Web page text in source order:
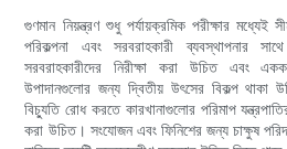
গুণমান নিয়ন্ত্রণ শুধু পর্যায়ক্রমিক পরীক্ষার
পরিকল্পনা এবং সরবরাহকারী ব্যবস্থাপনার
সরবরাহকারীদের নিরীক্ষা করা উচিত এবং
উপাদানগুলোর জন্য দ্বিতীয় উৎসের বিকল্প থাকা
বিচ্যুতি রোধ করতে কারখানাগুলোর পরিমাপ
করা উচিত। সংযোজন এবং ফিনিশের জন্য চাক্ষুষ